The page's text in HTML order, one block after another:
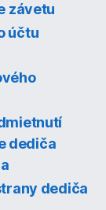
závetu
účtu
dediča
dediča